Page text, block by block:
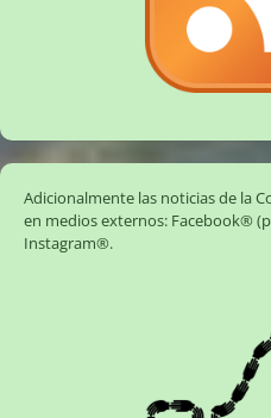
Adicionalmente las noticias de la
en medios externos: Facebook®
Instagram®.